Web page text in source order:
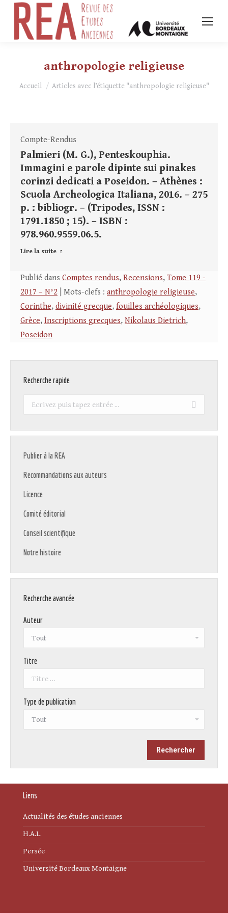
anthropologie religieuse
Vous êtes ici :
Accueil Articles avec l’étiquette "anthropologie religieuse"
Compte-Rendus
Palmieri (M. G.), Penteskouphia.
Immagini e parole dipinte sui pinakes
corinzi dedicati a Poseidon. – Athènes :
Scuola Archeologica Italiana, 2016. – 275
p. : bibliogr. – (Tripodes, ISSN :
1791.1850 ; 15). – ISBN :
978.960.9559.06.5.
Lire la suite
Publié dans Comptes rendus, Recensions, Tome 119 -
2017 – N°2 | Mots-clefs : anthropologie religieuse,
Corinthe, divinité grecque, fouilles archéologiques,
Grèce, Inscriptions grecques, Nikolaus Dietrich,
Poseidon
Recherche rapide
Recherche
Publier à la REA
Recommandations aux auteurs
Licence
Comité éditorial
Conseil scientifique
Notre histoire
Recherche avancée
Auteur
Titre
Type de publication
Liens
Actualités des études anciennes
H.A.L.
Persée
Université Bordeaux Montaigne